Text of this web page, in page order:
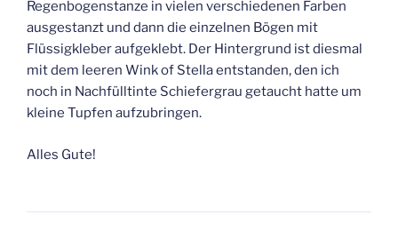
Regenbogenstanze in vielen verschiedenen Farben
ausgestanzt und dann die einzelnen Bögen mit
Flüssigkleber aufgeklebt. Der Hintergrund ist diesmal
mit dem leeren Wink of Stella entstanden, den ich
noch in Nachfülltinte Schiefergrau getaucht hatte um
kleine Tupfen aufzubringen.
Alles Gute!